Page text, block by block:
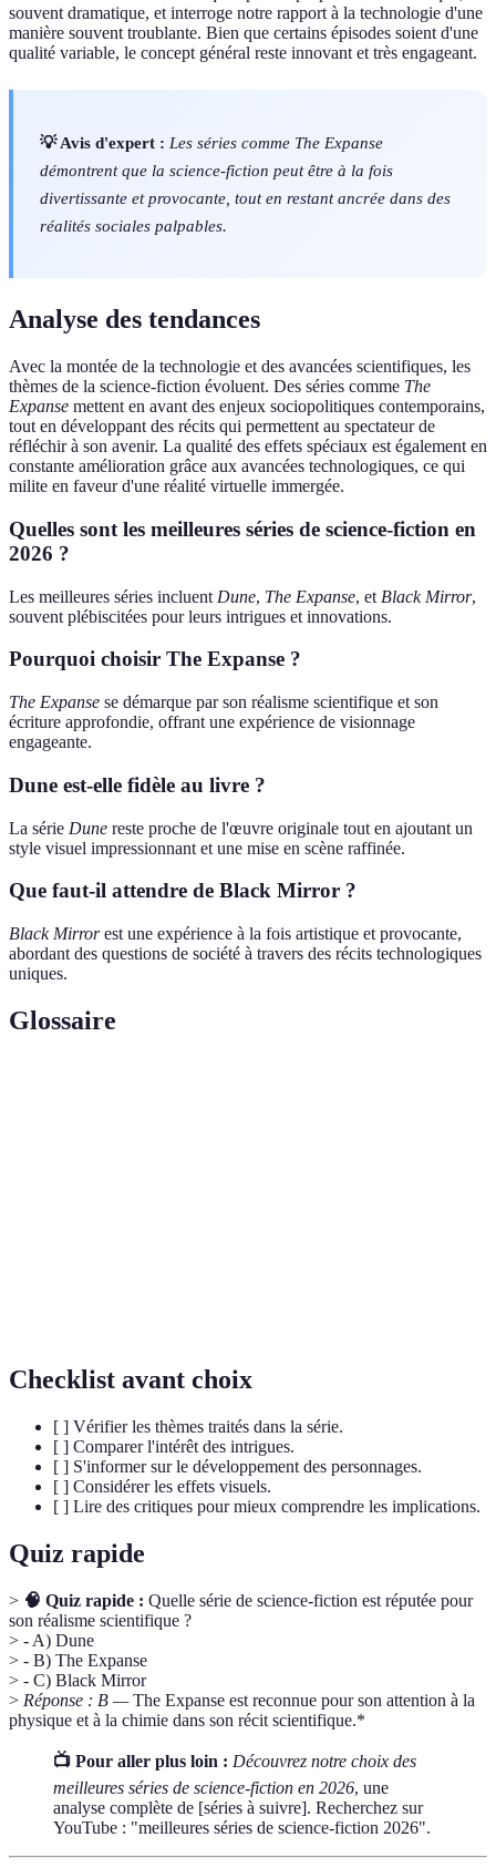
souvent dramatique, et interroge notre rapport à la technologie d'une
manière souvent troublante. Bien que certains épisodes soient d'une
qualité variable, le concept général reste innovant et très engageant.
💡 Avis d'expert : Les séries comme The Expanse
démontrent que la science-fiction peut être à la fois
divertissante et provocante, tout en restant ancrée dans des
réalités sociales palpables.
Analyse des tendances
Avec la montée de la technologie et des avancées scientifiques, les
thèmes de la science-fiction évoluent. Des séries comme The
Expanse mettent en avant des enjeux sociopolitiques contemporains,
tout en développant des récits qui permettent au spectateur de
réfléchir à son avenir. La qualité des effets spéciaux est également en
constante amélioration grâce aux avancées technologiques, ce qui
milite en faveur d'une réalité virtuelle immergée.
Quelles sont les meilleures séries de science-fiction en
2026 ?
Les meilleures séries incluent Dune, The Expanse, et Black Mirror,
souvent plébiscitées pour leurs intrigues et innovations.
Pourquoi choisir The Expanse ?
The Expanse se démarque par son réalisme scientifique et son
écriture approfondie, offrant une expérience de visionnage
engageante.
Dune est-elle fidèle au livre ?
La série Dune reste proche de l'œuvre originale tout en ajoutant un
style visuel impressionnant et une mise en scène raffinée.
Que faut-il attendre de Black Mirror ?
Black Mirrorest une expérience à la fois artistique et provocante,
abordant des questions de société à travers des récits technologiques
uniques.
Glossaire
Checklist avant choix
[ ] Vérifier les thèmes traités dans la série.
[ ] Comparer l'intérêt des intrigues.
[ ] S'informer sur le développement des personnages.
[ ] Considérer les effets visuels.
[ ] Lire des critiques pour mieux comprendre les implications.
Quiz rapide
> 🧠 Quiz rapide : Quelle série de science-fiction est réputée pour
son réalisme scientifique ?
> - A) Dune
> - B) The Expanse
> - C) Black Mirror
> Réponse : B —The Expanse est reconnue pour son attention à la
physique et à la chimie dans son récit scientifique.*
📺 Pour aller plus loin : Découvrez notre choix des
meilleures séries de science-fiction en 2026, une
analyse complète de [séries à suivre]. Recherchez sur
YouTube : "meilleures séries de science-fiction 2026".